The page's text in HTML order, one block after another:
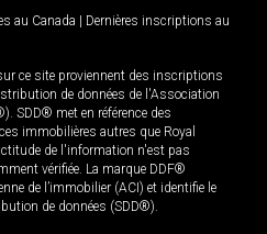
au Canada
Dernières inscriptions au
ce site proviennent des inscriptions
de données de l'Association
SDD® met en référence des
immobilières autres que Royal
de l'information n'est pas
vérifiée. La marque DDF®
de l’immobilier (ACI) et identifie le
de données (SDD®).